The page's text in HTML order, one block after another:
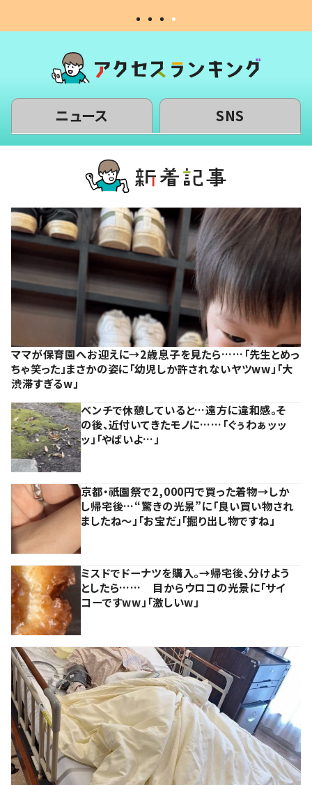
ニュース SNS
ママが保育園へお迎えに→2歳息子を見たら……「先生とめっ
ちゃ笑った」まさかの姿に「幼児しか許されないヤツww」「大
渋滞すぎるw」
ベンチで休憩していると…遠方に違和感。そ
の後、近付いてきたモノに……「ぐぅわぁッッ
ッ」「やばいよ…」
京都・祇園祭で2,000円で買った着物→しか
し帰宅後…“驚きの光景”に「良い買い物され
ましたね～」「お宝だ」「掘り出し物ですね」
ミスドでドーナツを購入。→帰宅後、分けよう
としたら…… 目からウロコの光景に「サイ
コーですww」「激しいw」